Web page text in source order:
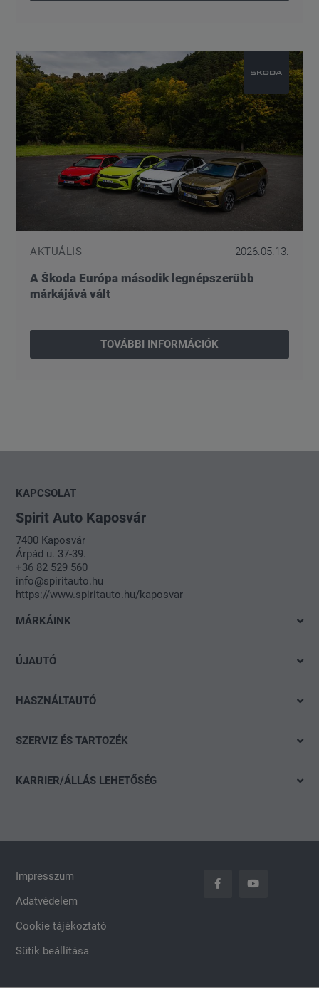
AKTUÁLIS 2026.05.13.
A Škoda Európa második legnépszerűbb
márkájává vált
TOVÁBBI INFORMÁCIÓK
KAPCSOLAT
Spirit Auto Kaposvár
7400 Kaposvár
Árpád u. 37-39.
+36 82 529 560
info@spiritauto.hu
https://www.spiritauto.hu/kaposvar
MÁRKÁINK
Audi
CUPRA
ÚJAUTÓ
Ajánlatok és akciók
Konfigurálás
HASZNÁLTAUTÓ
Részletes keresés
SZERVIZ ÉS TARTOZÉK
Szervizidőpont-foglalás
KARRIER/ÁLLÁS LEHETŐSÉG
Impresszum
Adatvédelem
Cookie tájékoztató
Sütik beállítása